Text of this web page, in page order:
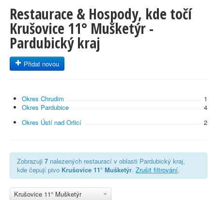
Restaurace & Hospody, kde točí
Krušovice 11° Mušketýr -
Pardubický kraj
Přidat novou
Okres Chrudim
1
Okres Pardubice
4
Okres Ústí nad Orlicí
2
Zobrazuji 7 nalezených restaurací v oblasti Pardubický kraj,
kde čepují pivo Krušovice 11° Mušketýr. Zrušit filtrování.
Krušovice 11° Mušketýr